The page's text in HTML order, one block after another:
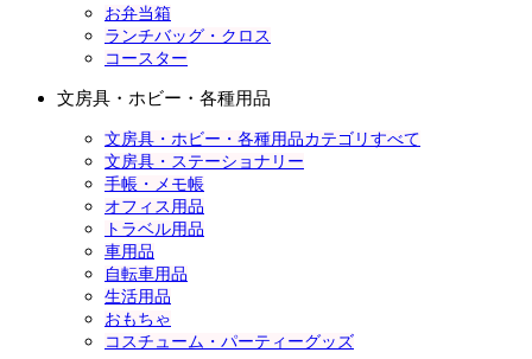
お弁当箱
ランチバッグ・クロス
コースター
文房具・ホビー・各種用品
文房具・ホビー・各種用品カテゴリすべて
文房具・ステーショナリー
手帳・メモ帳
オフィス用品
トラベル用品
車用品
自転車用品
生活用品
おもちゃ
コスチューム・パーティーグッズ